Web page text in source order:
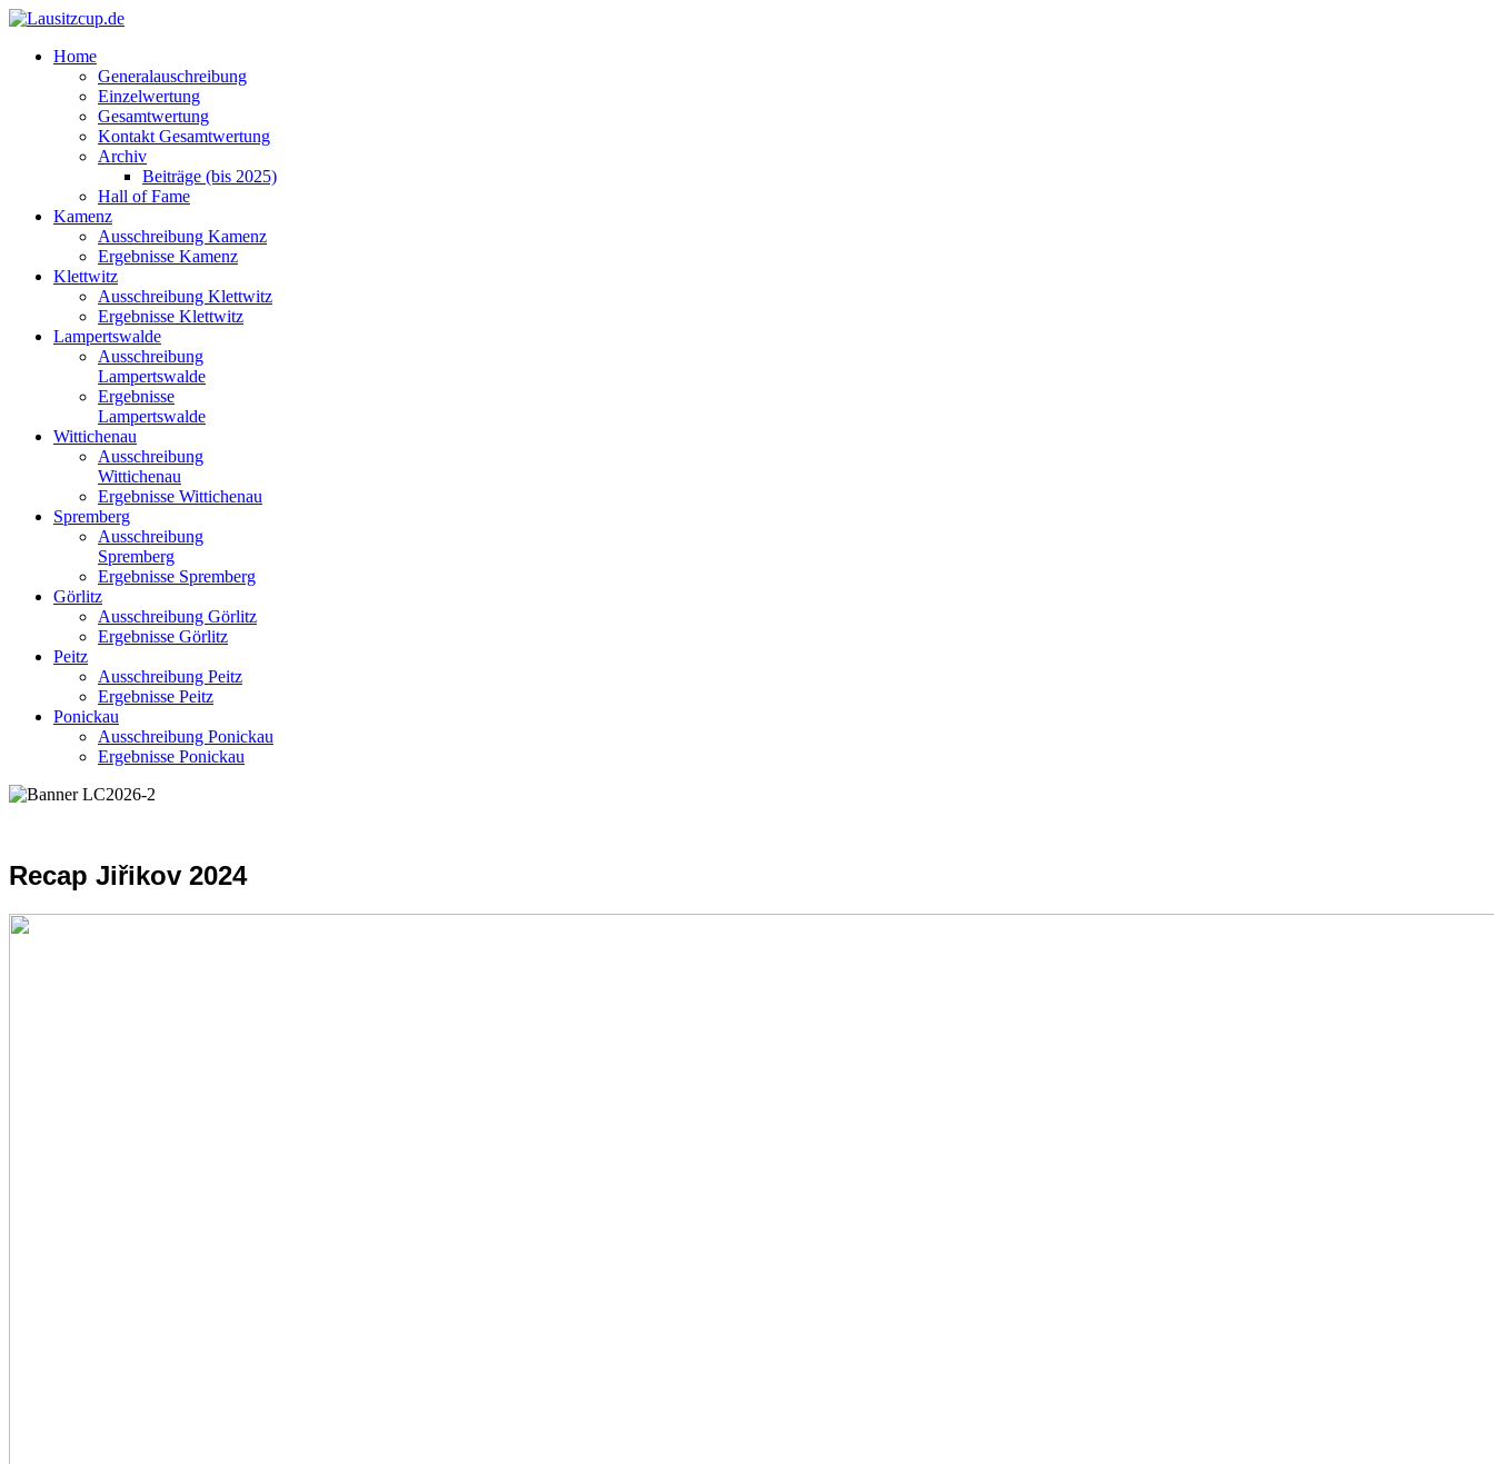
Home
Generalauschreibung
Einzelwertung
Gesamtwertung
Kontakt Gesamtwertung
Archiv
Beiträge (bis 2025)
Hall of Fame
Kamenz
Ausschreibung Kamenz
Ergebnisse Kamenz
Klettwitz
Ausschreibung Klettwitz
Ergebnisse Klettwitz
Lampertswalde
Ausschreibung
Lampertswalde
Ergebnisse
Lampertswalde
Wittichenau
Ausschreibung
Wittichenau
Ergebnisse Wittichenau
Spremberg
Ausschreibung
Spremberg
Ergebnisse Spremberg
Görlitz
Ausschreibung Görlitz
Ergebnisse Görlitz
Peitz
Ausschreibung Peitz
Ergebnisse Peitz
Ponickau
Ausschreibung Ponickau
Ergebnisse Ponickau
Recap Jiřikov 2024